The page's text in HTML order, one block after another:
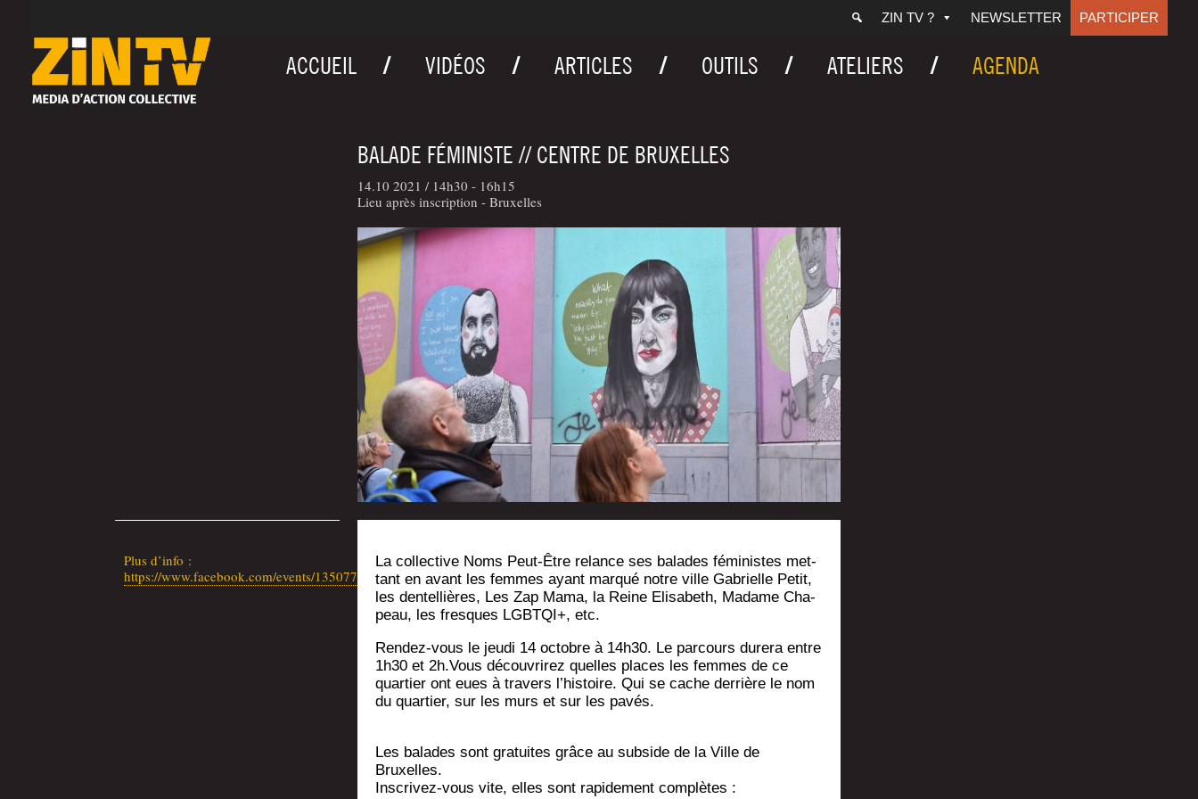
ZIN TV ? NEWSLETTER PARTICIPER
ACCUEIL VIDÉOS ARTICLES OUTILS ATELIERS AGENDA
BALADE FÉMINISTE // CENTRE DE BRUXELLES
14.10 2021 / 14h30 - 16h15
Lieu après inscription - Bruxelles
Plus d’in­fo :
https://www.facebook.com/events/135077685472070
La col­lec­tive Noms Peut-Être relance ses balades fémi­nistes met­
tant en avant les femmes ayant mar­qué notre ville Gabrielle Petit,
les den­tel­lières, Les Zap Mama, la Reine Eli­sa­beth, Madame Cha­
peau, les fresques LGBTQI+, etc.
Ren­dez-vous le jeu­di 14 octobre à 14h30. Le par­cours dure­ra entre
1h30 et 2h.Vous décou­vri­rez quelles places les femmes de ce
quar­tier ont eues à tra­vers l’his­toire. Qui se cache der­rière le nom
du quar­tier, sur les murs et sur les pavés.
Les balades sont gra­tuites grâce au sub­side de la Ville de
Bruxelles.
Ins­cri­vez-vous vite, elles sont rapi­de­ment com­plètes :